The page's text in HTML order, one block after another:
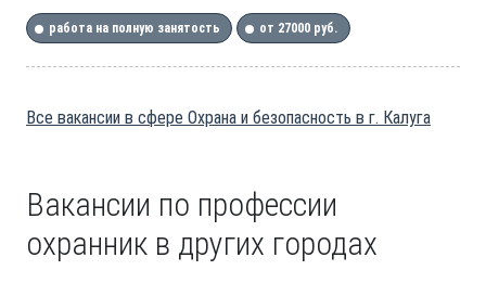
работа на полную занятость от 27000 руб.
Все вакансии в сфере Охрана и безопасность в г. Калуга
Вакансии по профессии
охранник в других городах